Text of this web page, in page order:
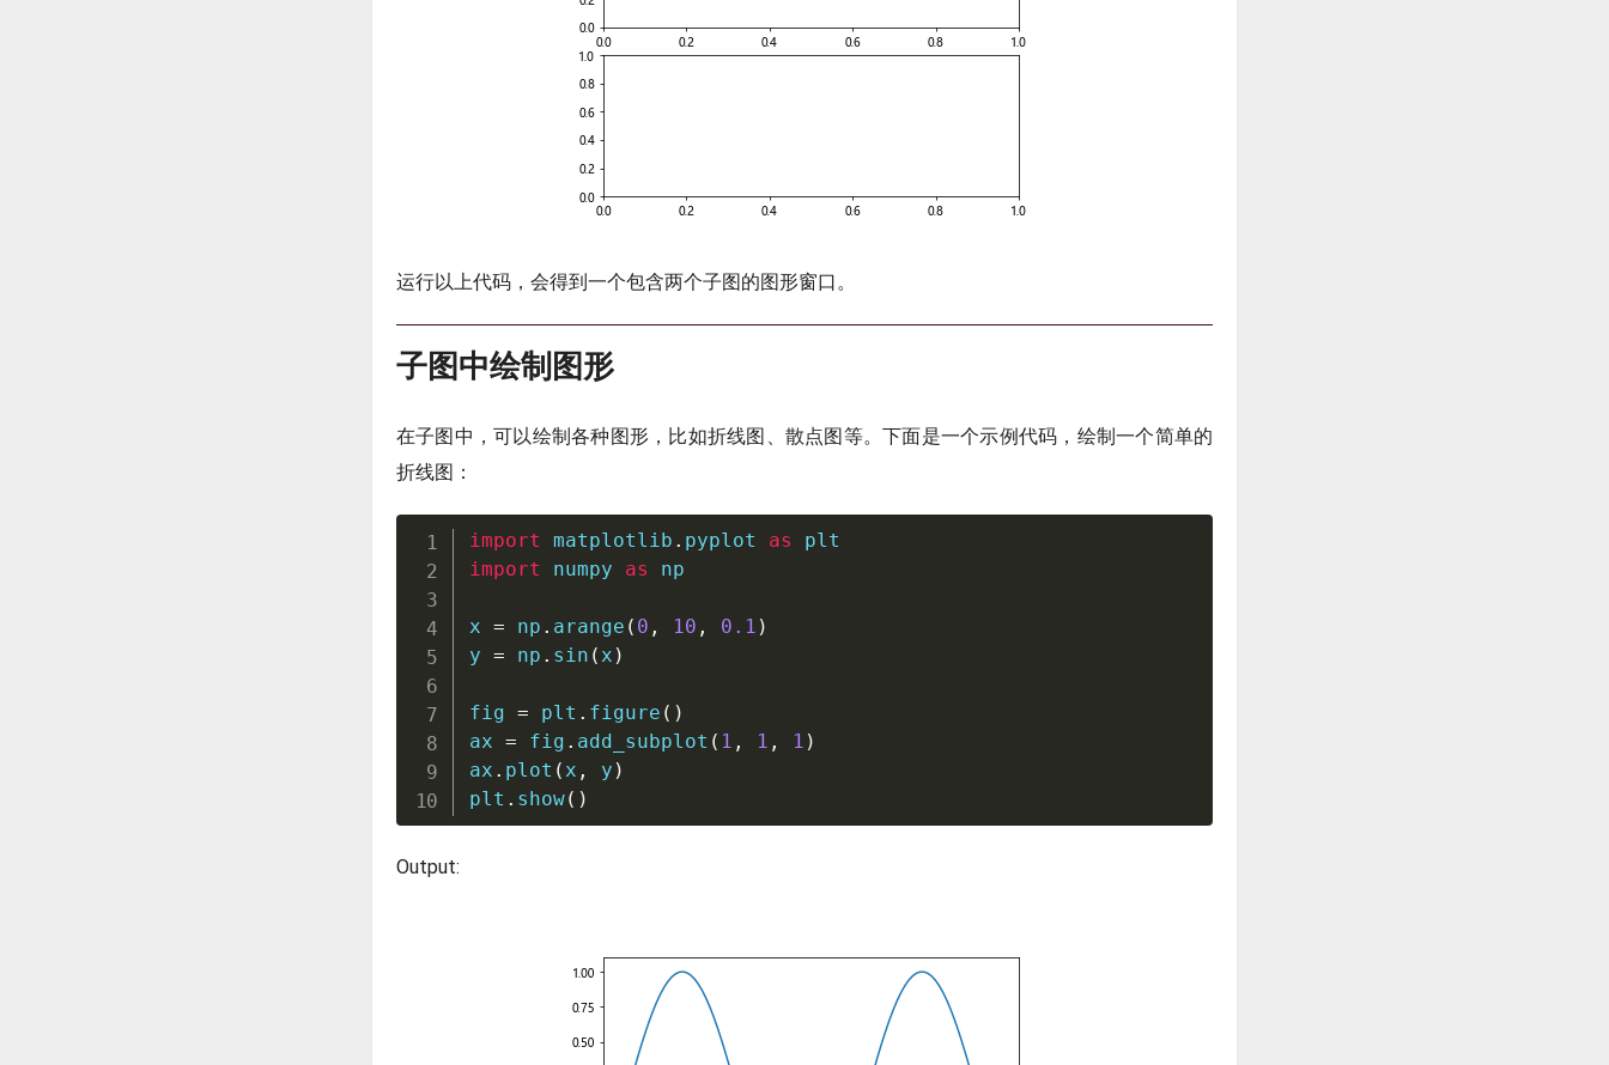
运行以上代码，会得到一个包含两个子图的图形窗口。
子图中绘制图形
在子图中，可以绘制各种图形，比如折线图、散点图等。下面是一个示例代码，绘制一个简单的
折线图：
import matplotlib . pyplot as
import numpy as np
x = np . arange ( 0 , 10 , 0.1 )
y = np . sin ( x )
fig = plt . figure ( )
ax = fig . add_subplot ( 1 , 1 , 1 )
ax . plot ( x , y )
plt . show( )
Output: